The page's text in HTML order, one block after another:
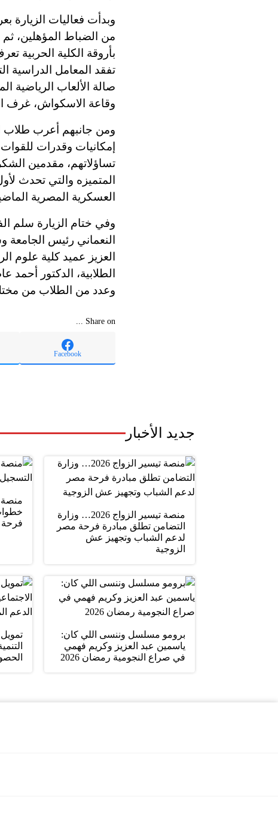
وبدأت فعاليات الزيارة
من الضباط المؤهلين،
بأروقة الكلية الحربية
تفقد المعامل الدراسية
صالة الألعاب الرياضية
وقاعة الاسكواش، غرف
ومن جانبهم أعرب طلاب
إمكانيات وقدرات
تساؤلاتهم، مقدمين
المتميزه والتي تحدث
العسكرية المصرية
وفي ختام الزيارة سلم
النعماني رئيس الجامعة
العزيز عميد كلية علوم
الطلابية، الدكتور
وعدد من الطلاب من
Share on ...
Facebook
جديد الأخبار
منصة تيسير الزواج 2026… وزارة
التضامن تطلق مبادرة فرحة مصر
لدعم الشباب وتجهيز عش
الزوجية
برومو مسلسل وننسى اللي كان:
ياسمين عبد العزيز وكريم فهمي
في صراع النجومية رمضان 2026